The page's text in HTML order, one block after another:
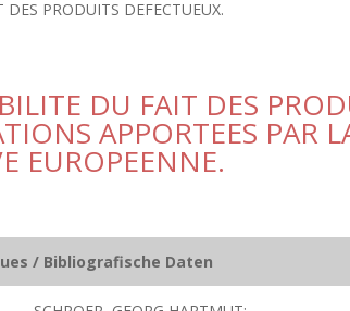
PRODUITS DEFECTUEUX.
DU FAIT DES
APPORTEES PAR
EUROPEENNE.
/ Bibliografische Daten